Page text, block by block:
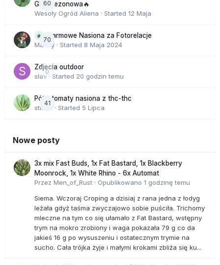
60
GHS sezonowa🔥
Wesoły Ogród Aliena · Started 12 Maja
70
Darmowe Nasiona za Fotorelacje
Macky · Started 8 Maja 2024
0
Zdjecia outdoor
slav· Started 20 godzin temu
41
Półautomaty nasiona z thc-thc
stix33
· Started 5 Lipca
Nowe posty
3x mix Fast Buds, 1x Fat Bastard, 1x Blackberry
Moonrock, 1x White Rhino - 6x Automat
Przez Men_of_Rust · Opublikowano 1 godzinę temu
Siema. Wczoraj Croping a dzisiaj z rana jedna z łodyg
leżała gdyż taśma zwyczajowo sobie puściła. Trichomy
mleczne na tym co się ułamało z Fat Bastard, wstępny
trym na mokro zrobiony i waga pokazała 79 g co da
jakieś 16 g po wysuszeniu i ostatecznym trymie na
sucho. Cała trójka żyje i małymi krokami zbliża się ku...